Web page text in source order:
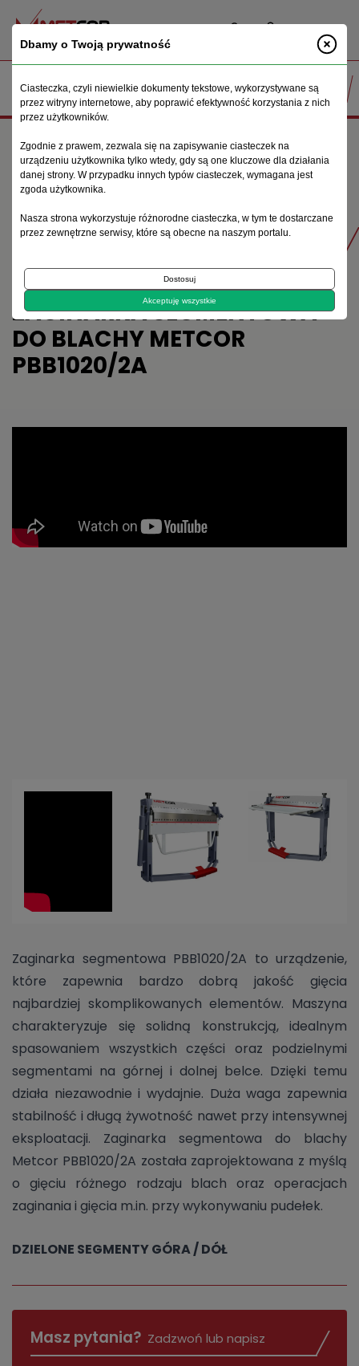
PL
Zaginarki do blach
Zaginarka segmentowa do blachy Metcor PBB1020/2A
Produkty
ZAGINARKA SEGMENTOWA
DO BLACHY METCOR
PBB1020/2A
Zaginarka segmentowa PBB1020/2A to urządzenie,
które zapewnia bardzo dobrą jakość gięcia
najbardziej skomplikowanych elementów. Maszyna
charakteryzuje się solidną konstrukcją, idealnym
spasowaniem wszystkich części oraz podzielnymi
segmentami na górnej i dolnej belce. Dzięki temu
działa niezawodnie i wydajnie. Duża waga zapewnia
stabilność i długą żywotność nawet przy intensywnej
eksploatacji. Zaginarka segmentowa do blachy
Metcor PBB1020/2A została zaprojektowana z myślą
o gięciu różnego rodzaju blach oraz operacjach
zaginania i gięcia m.in. przy wykonywaniu pudełek.
DZIELONE SEGMENTY GÓRA / DÓŁ
Masz pytania? Zadzwoń lub napisz
Dbamy o Twoją prywatność
Ciasteczka, czyli niewielkie dokumenty tekstowe, wykorzystywane są
przez witryny internetowe, aby poprawić efektywność korzystania z nich
przez użytkowników.
Zgodnie z prawem, zezwala się na zapisywanie ciasteczek na
urządzeniu użytkownika tylko wtedy, gdy są one kluczowe dla działania
danej strony. W przypadku innych typów ciasteczek, wymagana jest
zgoda użytkownika.
Nasza strona wykorzystuje różnorodne ciasteczka, w tym te dostarczane
przez zewnętrzne serwisy, które są obecne na naszym portalu.
Dostosuj
Akceptuję wszystkie